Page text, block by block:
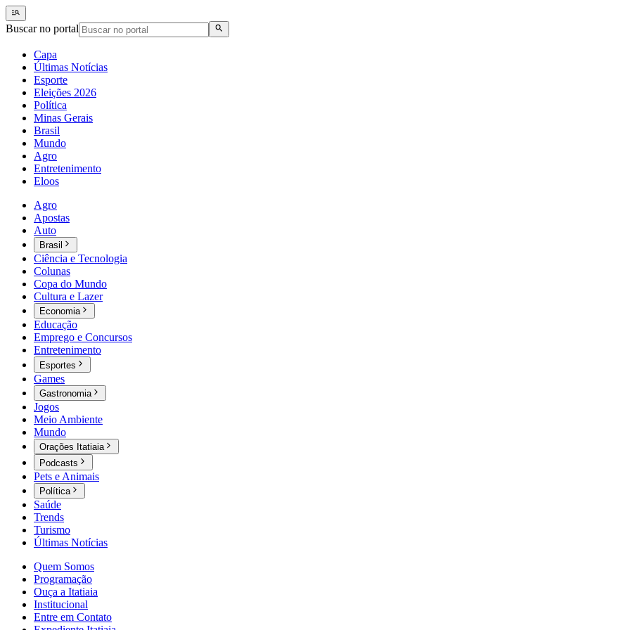
Buscar no portal
Capa
Últimas Notícias
Esporte
Eleições 2026
Política
Minas Gerais
Brasil
Mundo
Agro
Entretenimento
Eloos
Agro
Apostas
Auto
Brasil
Ciência e Tecnologia
Colunas
Copa do Mundo
Cultura e Lazer
Economia
Educação
Emprego e Concursos
Entretenimento
Esportes
Games
Gastronomia
Jogos
Meio Ambiente
Mundo
Orações Itatiaia
Podcasts
Pets e Animais
Política
Saúde
Trends
Turismo
Últimas Notícias
Quem Somos
Programação
Ouça a Itatiaia
Institucional
Entre em Contato